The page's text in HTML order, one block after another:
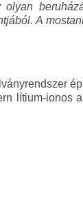
A
lítium-ionos